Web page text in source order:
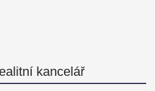
kancelář